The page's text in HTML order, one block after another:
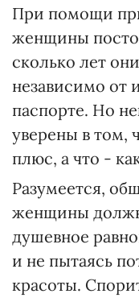
При помощи
женщины
сколько лет
независимо от
паспорте. Но
уверены в том,
плюс, а что -
Разумеется,
женщины
душевное
и не пытаясь
красоты.